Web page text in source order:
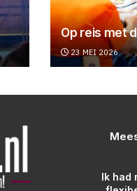
Op reis met
23 MEI 2026
Ik had